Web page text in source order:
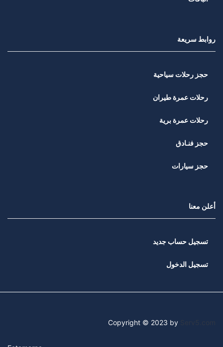
روابط سريعة
حجز رحلات سياحية
رحلات عمرة طيران
رحلات عمرة برية
حجز فنـادق
حجز سيارات
أعلن معنا
تسجيل حساب جديد
تسجيل الدخول
Copyright © 2023 by